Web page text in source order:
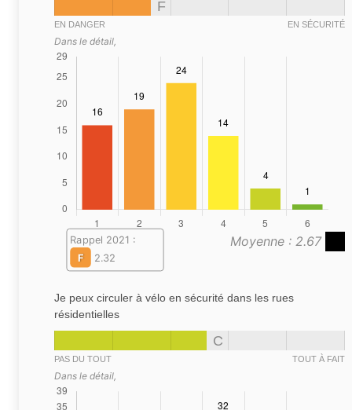
F
EN DANGER EN SÉCURITÉ
Dans le détail,
Moyenne : 2.67
Rappel 2021 :
F
2.32
Je peux circuler à vélo en sécurité dans les rues
résidentielles
C
PAS DU TOUT TOUT À FAIT
Dans le détail,